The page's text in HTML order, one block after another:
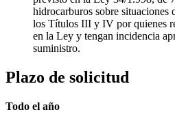
hidrocarburos sobre situaciones
los Títulos III y IV por quienes
en la Ley y tengan incidencia
suministro.
Plazo de solicitud
Todo el año